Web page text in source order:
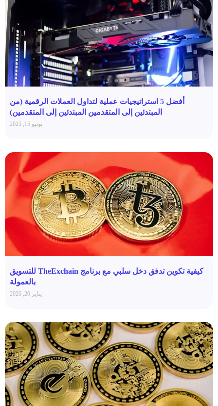
أفضل 5 استراتيجيات عملية لتداول العملات الرقمية (من
المبتدئين إلى المتقدمين المبتدئين إلى المتقدمين)
يونيو 15, 2025
كيفية تكوين تدفق دخل سلبي مع برنامج TheExchain للتسويق
بالعمولة
يناير 20, 2026